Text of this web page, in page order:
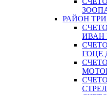
РАЙОН
ИВАН
ГОЦЕ